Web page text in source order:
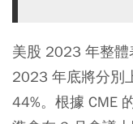
美股 2023 年整體
2023 年底將分別
44%。根據 CME